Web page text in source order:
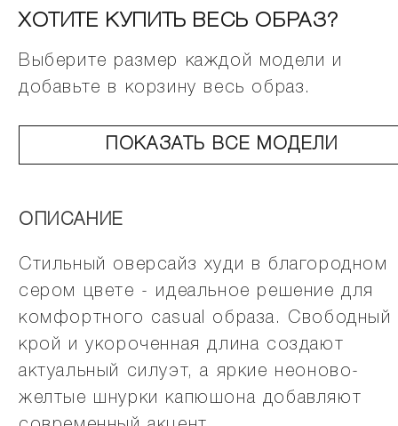
ХОТИТЕ КУПИТЬ ВЕСЬ ОБРАЗ?
Выберите размер каждой модели и
добавьте в корзину весь образ.
ПОКАЗАТЬ ВСЕ МОДЕЛИ
ОПИСАНИЕ
Стильный оверсайз худи в благородном
сером цвете - идеальное решение для
комфортного casual образа. Свободный
крой и укороченная длина создают
актуальный силуэт, а яркие неоново-
желтые шнурки капюшона добавляют